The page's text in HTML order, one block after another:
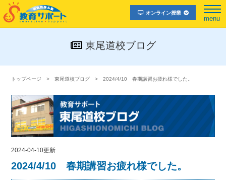
オンライン授業
menu
東尾道校ブログ
トップページ 東尾道校ブログ 2024/4/10 春期講習お疲れ様でした。
2024-04-10更新
2024/4/10 春期講習お疲れ様でした。